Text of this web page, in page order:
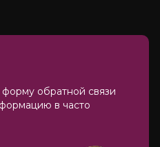
обратной связи
в часто